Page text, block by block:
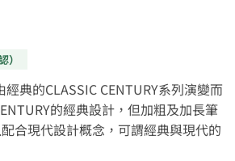
經典的CLASSIC CENTURY系列演變而
的經典設計，但加粗及加長筆
合現代設計概念，可謂經典與現代的